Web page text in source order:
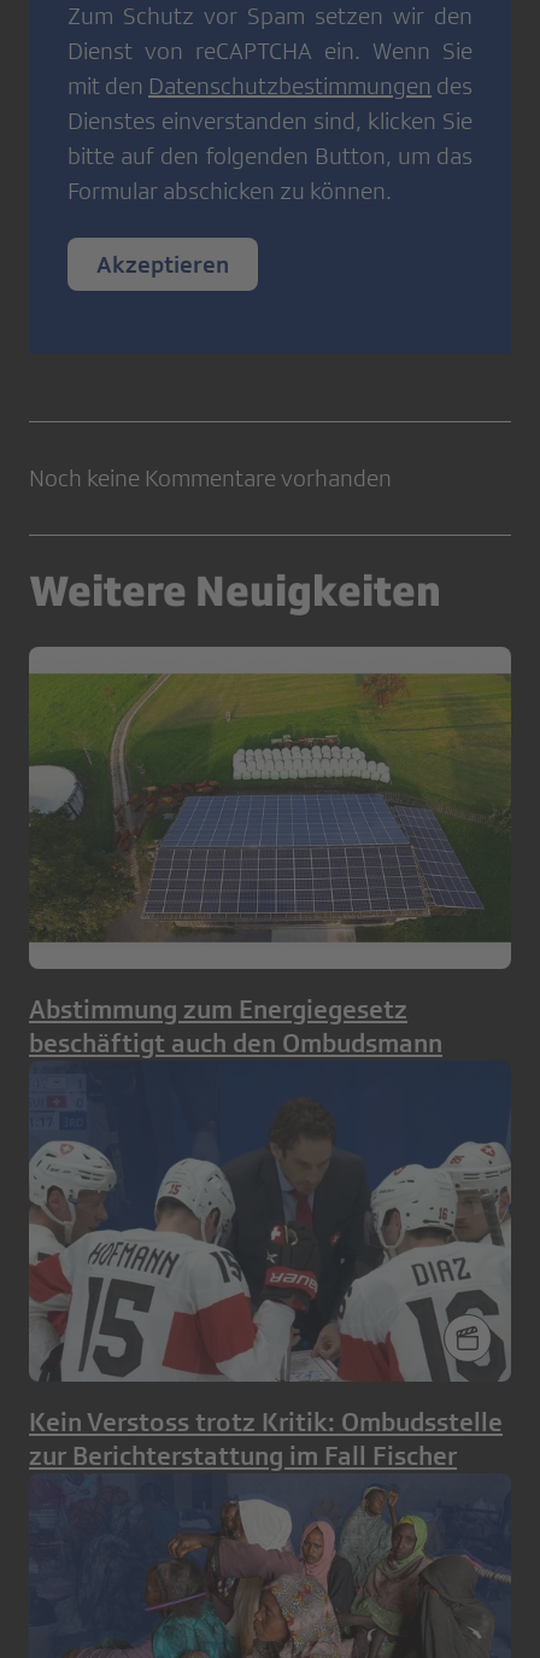
Zum Schutz vor Spam setzen wir den
Dienst von reCAPTCHA ein. Wenn Sie
mit den Datenschutzbestimmungen des
Dienstes einverstanden sind, klicken Sie
bitte auf den folgenden Button, um das
Formular abschicken zu können.
Akzeptieren
Noch keine Kommentare vorhanden
Weitere Neuigkeiten
Abstimmung zum Energiegesetz
beschäftigt auch den Ombudsmann
Kein Verstoss trotz Kritik: Ombudsstelle
zur Berichterstattung im Fall Fischer